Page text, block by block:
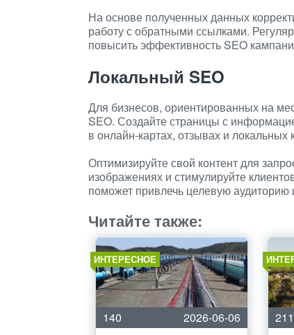
На основе полученных данных
работу с обратными ссылками.
повысить эффективность SEO
Локальный SEO
Для бизнесов, ориентированных на
SEO. Создайте страницы с
в онлайн-картах, отзывах и локальных
Оптимизируйте свой контент для
изображениях и стимулируйте
поможет привлечь целевую аудиторию
Читайте также:
ИНТЕРЕСНОЕ
140
2026-06-06
211